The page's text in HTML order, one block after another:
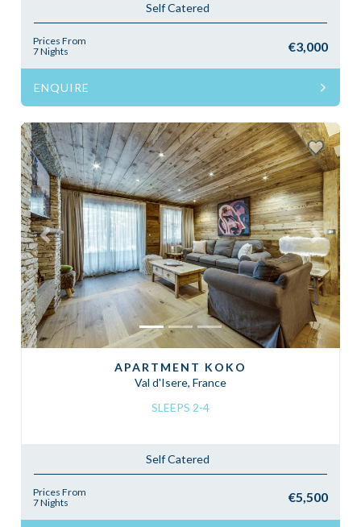
Self Catered
Prices From
7 Nights
€3,000
ENQUIRE
Previous Next
APARTMENT KOKO
Val d'Isere, France
SLEEPS 2-4
Self Catered
Prices From
7 Nights
€5,500